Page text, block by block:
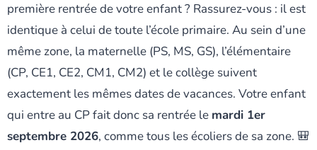
première rentrée de votre enfant ? Rassurez-vous : il est
identique à celui de toute l’école primaire. Au sein d’une
même zone, la maternelle (PS, MS, GS), l’élémentaire
(CP, CE1, CE2, CM1, CM2) et le collège suivent
exactement les mêmes dates de vacances. Votre enfant
qui entre au CP fait donc sa rentrée le mardi 1er
septembre 2026, comme tous les écoliers de sa zone. 🎒